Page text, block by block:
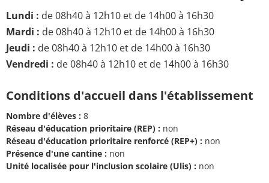
Lundi : de 08h40 à 12h10 et de 14h00 à 16h30
Mardi : de 08h40 à 12h10 et de 14h00 à 16h30
Jeudi : de 08h40 à 12h10 et de 14h00 à 16h30
Vendredi : de 08h40 à 12h10 et de 14h00 à 16h30
Conditions d'accueil dans l'établissement
Nombre d'élèves : 8
Réseau d'éducation prioritaire (REP) : non
Réseau d'éducation prioritaire renforcé (REP+) : non
Présence d'une cantine : non
Unité localisée pour l'inclusion scolaire (Ulis) : non